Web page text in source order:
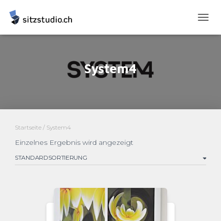
System4
Startseite / System4
Einzelnes Ergebnis wird angezeigt